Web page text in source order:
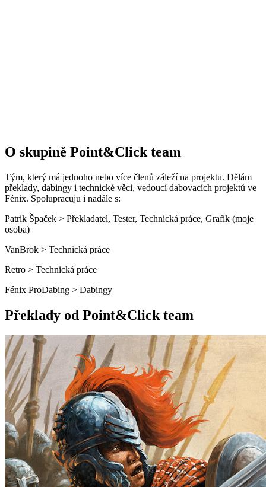
O skupině Point&Click team
Tým, který má jednoho nebo více členů záleží na projektu. Dělám
překlady, dabingy i technické věci, vedoucí dabovacích projektů ve
Fénix. Spolupracuju i nadále s:
Patrik Špaček > Překladatel, Tester, Technická práce, Grafik (moje
osoba)
VanBrok > Technická práce
Retro > Technická práce
Fénix ProDabing > Dabingy
Překlady od Point&Click team